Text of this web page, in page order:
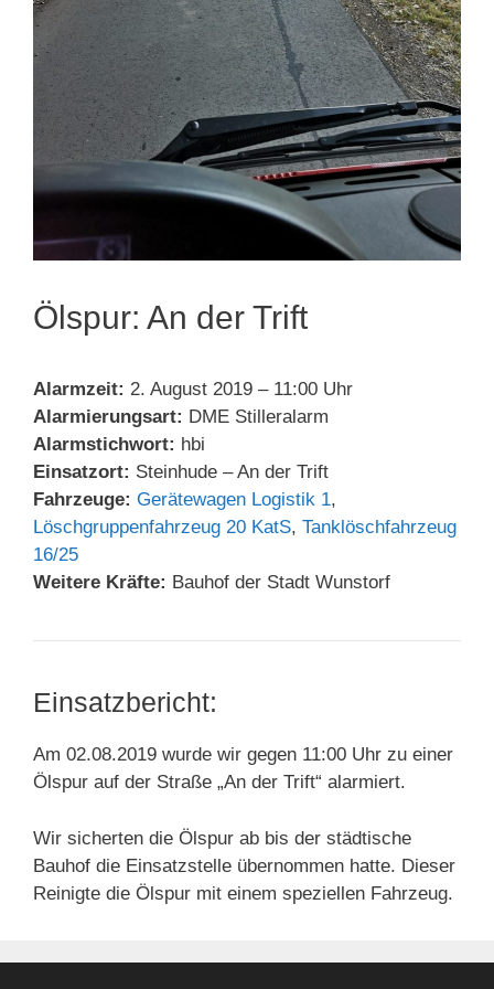
Ölspur: An der Trift
Alarmzeit: 2. August 2019 – 11:00 Uhr
Alarmierungsart: DME Stilleralarm
Alarmstichwort: hbi
Einsatzort: Steinhude – An der Trift
Fahrzeuge: Gerätewagen Logistik 1,
Löschgruppenfahrzeug 20 KatS, Tanklöschfahrzeug
16/25
Weitere Kräfte: Bauhof der Stadt Wunstorf
Einsatzbericht:
Am 02.08.2019 wurde wir gegen 11:00 Uhr zu einer
Ölspur auf der Straße „An der Trift“ alarmiert.
Wir sicherten die Ölspur ab bis der städtische
Bauhof die Einsatzstelle übernommen hatte. Dieser
Reinigte die Ölspur mit einem speziellen Fahrzeug.